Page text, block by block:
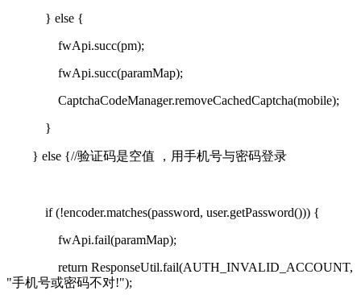
} else {
fwApi.succ(pm);
fwApi.succ(paramMap);
CaptchaCodeManager.removeCachedCaptcha(mobile);
}
} else {//验证码是空值 ，用手机号与密码登录
if (!encoder.matches(password, user.getPassword())) {
fwApi.fail(paramMap);
return ResponseUtil.fail(AUTH_INVALID_ACCOUNT,
"手机号或密码不对!");